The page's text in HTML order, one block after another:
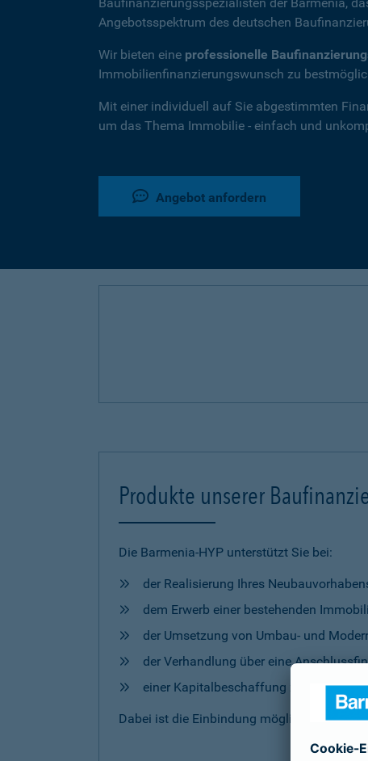
Angebotsspektrum des deutschen
Wir bieten eine professionelle
Immobilienfinanzierungswunsch zu
Mit einer individuell auf Sie abgestimmten
um das Thema Immobilie - einfach und
Angebot anfordern
Produkte unserer
Die Barmenia-HYP unterstützt Sie bei:
der Realisierung Ihres
dem Erwerb einer bestehenden
der Umsetzung von Umbau- und
der Verhandlung über eine
einer Kapitalbeschaffung zur freien
Dabei ist die Einbindung möglicher